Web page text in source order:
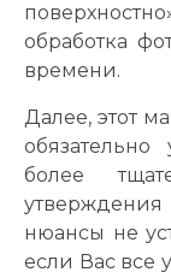
обработка
времени.
Далее, этот
более
нюансы не
если Вас все